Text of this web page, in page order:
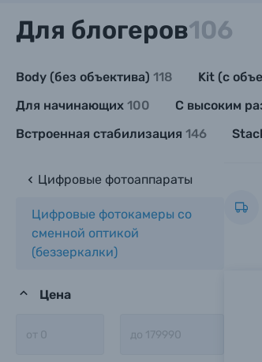
Для блогеров106
Body (без объектива) 118 Kit (с
Для начинающих 100 С высоким
Встроенная стабилизация 146
Цифровые фотоаппараты
Цифровые фотокамеры со
сменной оптикой
(беззеркалки)
Цена